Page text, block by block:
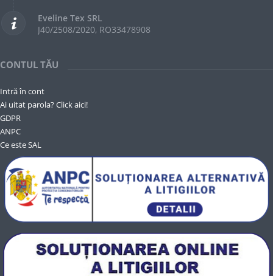
Eveline Tex SRL
J40/2508/2020, RO33478908
CONTUL TĂU
Intră în cont
Ai uitat parola? Click aici!
GDPR
ANPC
Ce este SAL